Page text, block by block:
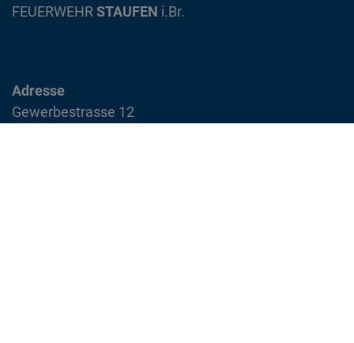
FEUERWEHR STAUFEN i.Br.
Adresse
Gewerbestrasse 12